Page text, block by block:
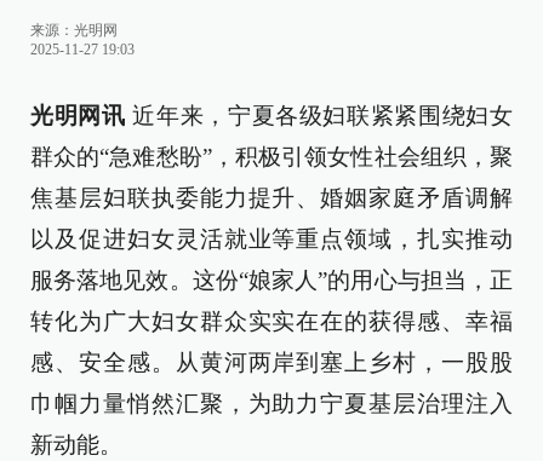
来源： 光明网
2025-11-27 19:03
光明网讯 近年来，宁夏各级妇联紧紧围绕妇女
群众的“急难愁盼”，积极引领女性社会组织，聚
焦基层妇联执委能力提升、婚姻家庭矛盾调解
以及促进妇女灵活就业等重点领域，扎实推动
服务落地见效。这份“娘家人”的用心与担当，正
转化为广大妇女群众实实在在的获得感、幸福
感、安全感。从黄河两岸到塞上乡村，一股股
巾帼力量悄然汇聚，为助力宁夏基层治理注入
新动能。